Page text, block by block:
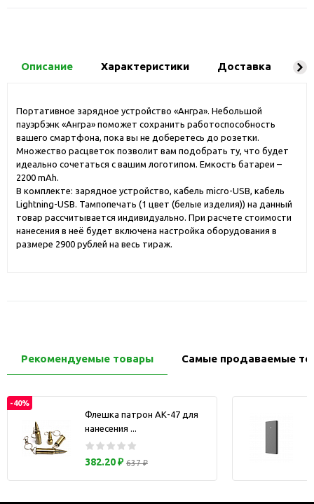
Описание Характеристики Доставка
Портативное зарядное устройство «Ангра». Небольшой
пауэрбэнк «Ангра» поможет сохранить работоспособность
вашего смартфона, пока вы не доберетесь до розетки.
Множество расцветок позволит вам подобрать ту, что будет
идеально сочетаться с вашим логотипом. Емкость батареи –
2200 mAh.
В комплекте: зарядное устройство, кабель micro-USB, кабель
Lightning-USB. Тампопечать (1 цвет (белые изделия)) на данный
товар рассчитывается индивидуально. При расчете стоимости
нанесения в неё будет включена настройка оборудования в
размере 2900 рублей на весь тираж.
Рекомендуемые товары Самые продаваемые
-40%
Флешка патрон АК-47 для
нанесения ...
382.20 ₽ 637 ₽